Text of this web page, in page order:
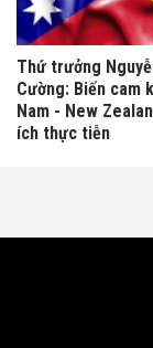
Thứ trưởng
Cường: Biến cam
Nam - New
ích thực tiễn